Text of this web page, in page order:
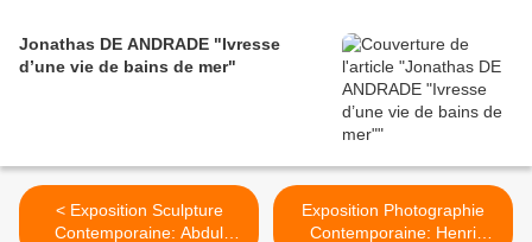
Jonathas DE ANDRADE "Ivresse
d’une vie de bains de mer"
< Exposition Sculpture
Contemporaine: Abdul
Exposition Photographie
Contemporaine: Henri